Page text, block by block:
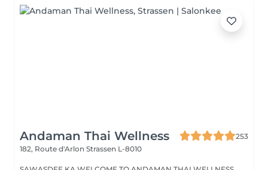
Andaman Thai Wellness
253
182, Route d'Arlon Strassen L-8010